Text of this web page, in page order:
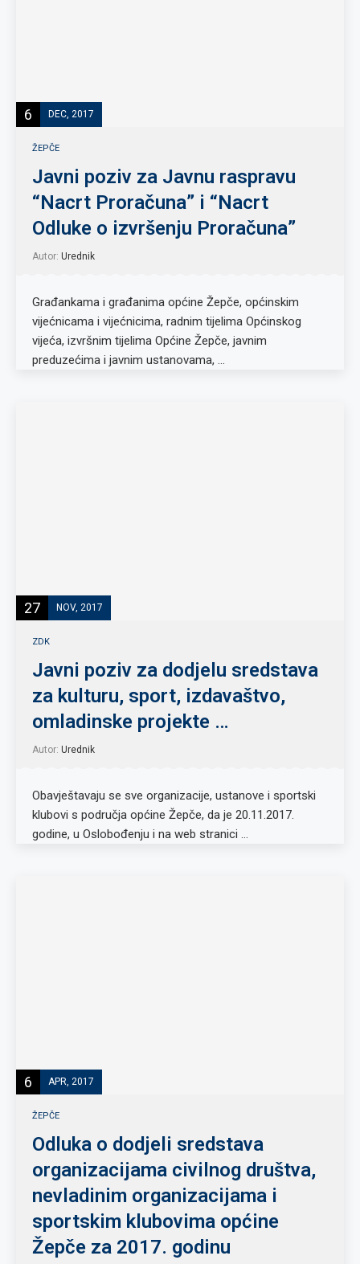
6 DEC, 2017
ŽEPČE
Javni poziv za Javnu raspravu
“Nacrt Proračuna” i “Nacrt
Odluke o izvršenju Proračuna”
Autor: Urednik
Građankama i građanima općine Žepče, općinskim
vijećnicama i vijećnicima, radnim tijelima Općinskog
vijeća, izvršnim tijelima Općine Žepče, javnim
preduzećima i javnim ustanovama, …
27 NOV, 2017
ZDK
Javni poziv za dodjelu sredstava
za kulturu, sport, izdavaštvo,
omladinske projekte …
Autor: Urednik
Obavještavaju se sve organizacije, ustanove i sportski
klubovi s područja općine Žepče, da je 20.11.2017.
godine, u Oslobođenju i na web stranici …
6 APR, 2017
ŽEPČE
Odluka o dodjeli sredstava
organizacijama civilnog društva,
nevladinim organizacijama i
sportskim klubovima općine
Žepče za 2017. godinu